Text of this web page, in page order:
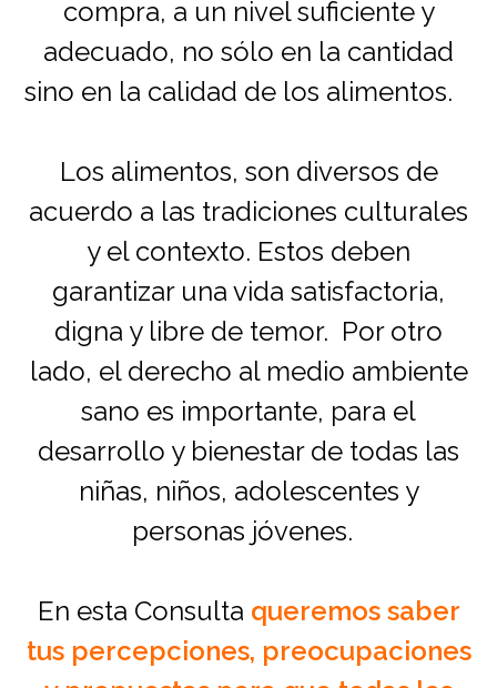
compra, a un nivel suficiente y
adecuado, no sólo en la cantidad
sino en la calidad de los alimentos.
Los alimentos, son diversos de
acuerdo a las tradiciones culturales
y el contexto. Estos deben
garantizar una vida satisfactoria,
digna y libre de temor. Por otro
lado, el derecho al medio ambiente
sano es importante, para el
desarrollo y bienestar de todas las
niñas, niños, adolescentes y
personas jóvenes.
En esta Consulta queremos saber
tus percepciones, preocupaciones